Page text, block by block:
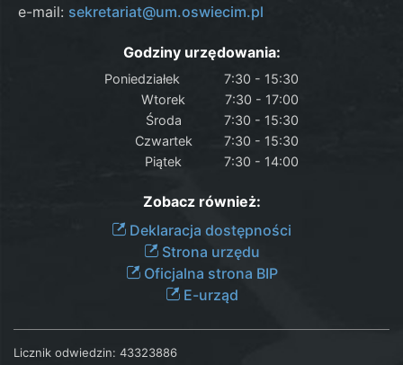
e-mail: sekretariat@um.oswiecim.pl
Godziny urzędowania:
Poniedziałek
7:30 - 15:30
Wtorek
7:30 - 17:00
Środa
7:30 - 15:30
Czwartek
7:30 - 15:30
Piątek
7:30 - 14:00
Zobacz również:
Deklaracja dostępności
Strona urzędu
Oficjalna strona BIP
E-urząd
Licznik odwiedzin: 43323886